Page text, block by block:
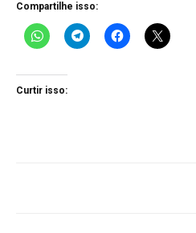
Compartilhe isso:
Curtir isso: